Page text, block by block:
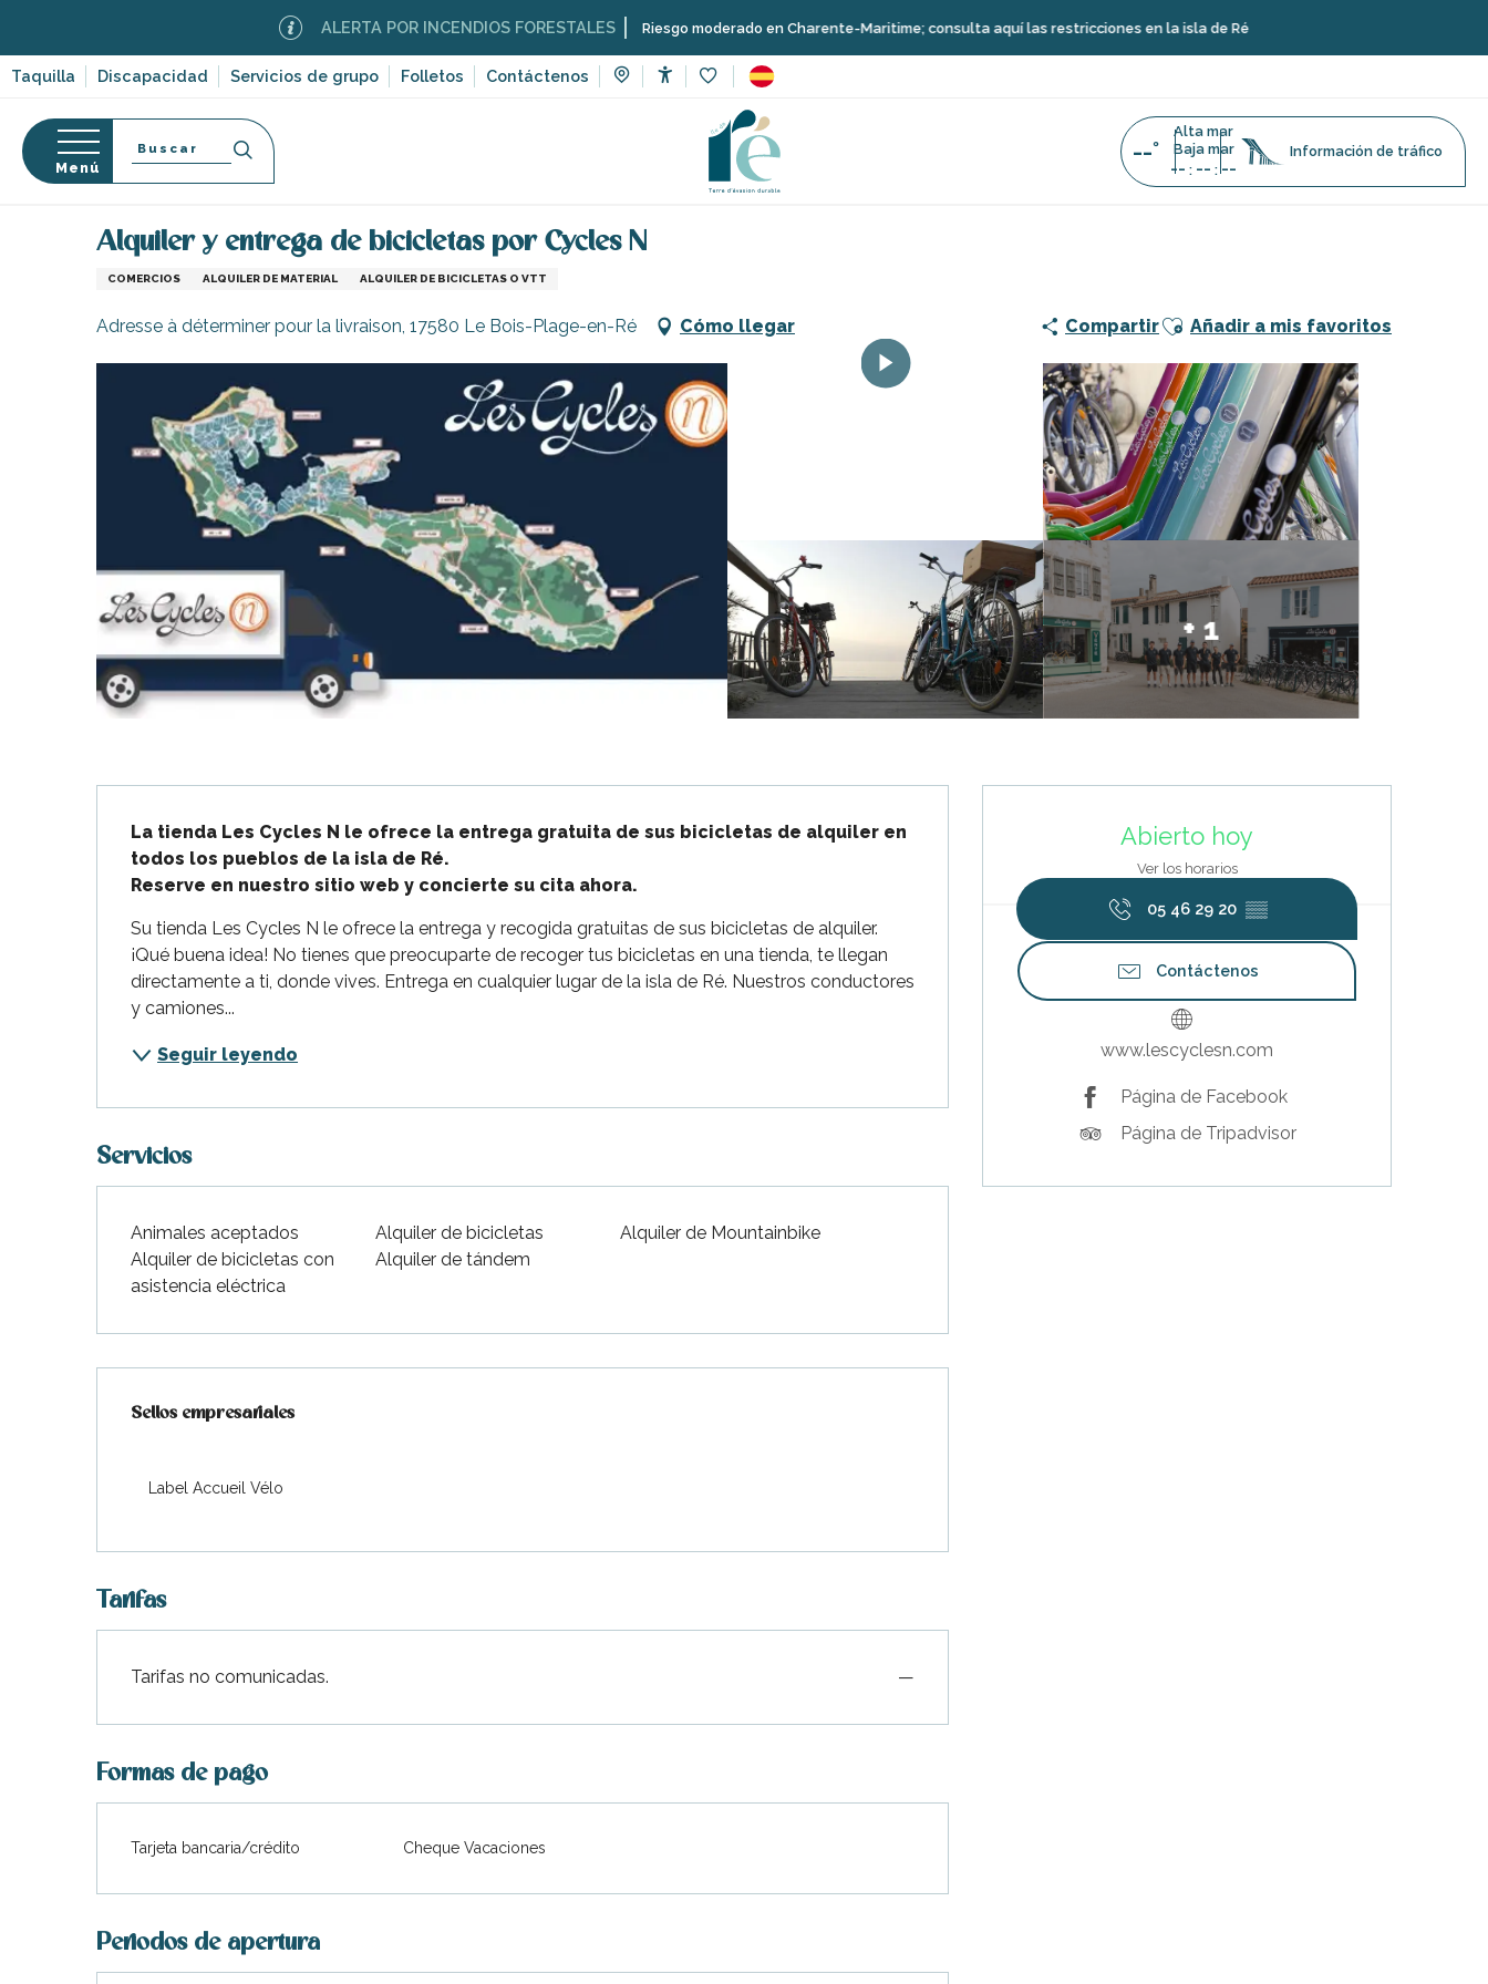
contenu
principal
Taquilla Discapacidad Servicios de grupo Folletos Contáctenos
ALERTA POR INCENDIOS FORESTALES Riesgo moderado en Charente-Maritime; consulta aquí las restricciones en la isla de Ré
Plage
Marie-de-Ré
Menú
Buscar --°
Alta mar
Baja mar
-- : -- : --
Información de tráfico
Página Web Alquiler y entrega de bicicletas por Cycles N
Alquiler y entrega de bicicletas por Cycles N
COMERCIOS ALQUILER DE MATERIAL ALQUILER DE BICICLETAS O VTT
Adresse à déterminer pour la livraison, 17580 Le Bois-Plage-en-Ré Cómo llegar CompartirAjouter aux favoris
Añadir a mis favoritos
+ 1
Abierto hoy
Ver los horarios
05 46 29 20 ▒▒
Contáctenos
www.lescyclesn.com
Página de Facebook
Página de Tripadvisor
La tienda Les Cycles N le ofrece la entrega gratuita de sus bicicletas de alquiler en
todos los pueblos de la isla de Ré.
Reserve en nuestro sitio web y concierte su cita ahora.
Su tienda Les Cycles N le ofrece la entrega y recogida gratuitas de sus bicicletas de alquiler.
¡Qué buena idea! No tienes que preocuparte de recoger tus bicicletas en una tienda, te llegan
directamente a ti, donde vives. Entrega en cualquier lugar de la isla de Ré. Nuestros conductores
y camiones...
Seguir leyendo
Servicios
Animales aceptados Alquiler de bicicletas
Alquiler de Mountainbike
Alquiler de bicicletas con
asistencia eléctrica
Alquiler de tándem
Sellos empresariales
Sellos empresariales
Label Accueil Vélo
Tarifas
Tarifas no comunicadas. —
Formas de pago
Tarjeta bancaria/crédito Cheque Vacaciones
Periodos de apertura